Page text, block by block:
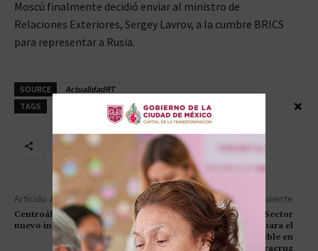
Moscú finalmente decidió enviar al ministro de
Relaciones Exteriores, Sergey Lavrov, a la cumbre BRICS
para representar a Rusia.
SOURCE
ActualidadRT
TAGS
RUSIA VLADIMIR PUTIN
Artículo anterior
Centroáfrica Ambiciona ser el
nuevo integrante de BRICS
Artículo siguiente
Convenio entre el Sector
Agrario y SEDECOP para el
Desarrollo Sostenible en
Tierras Ejidales en Veracruz
×